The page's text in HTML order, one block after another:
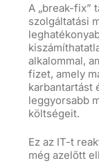
A „break-fix”
szolgáltatási
alkalommal,
fizet, amely
karbantartást
leggyorsabb
költségeit.
Ez az IT-t
még azelőtt